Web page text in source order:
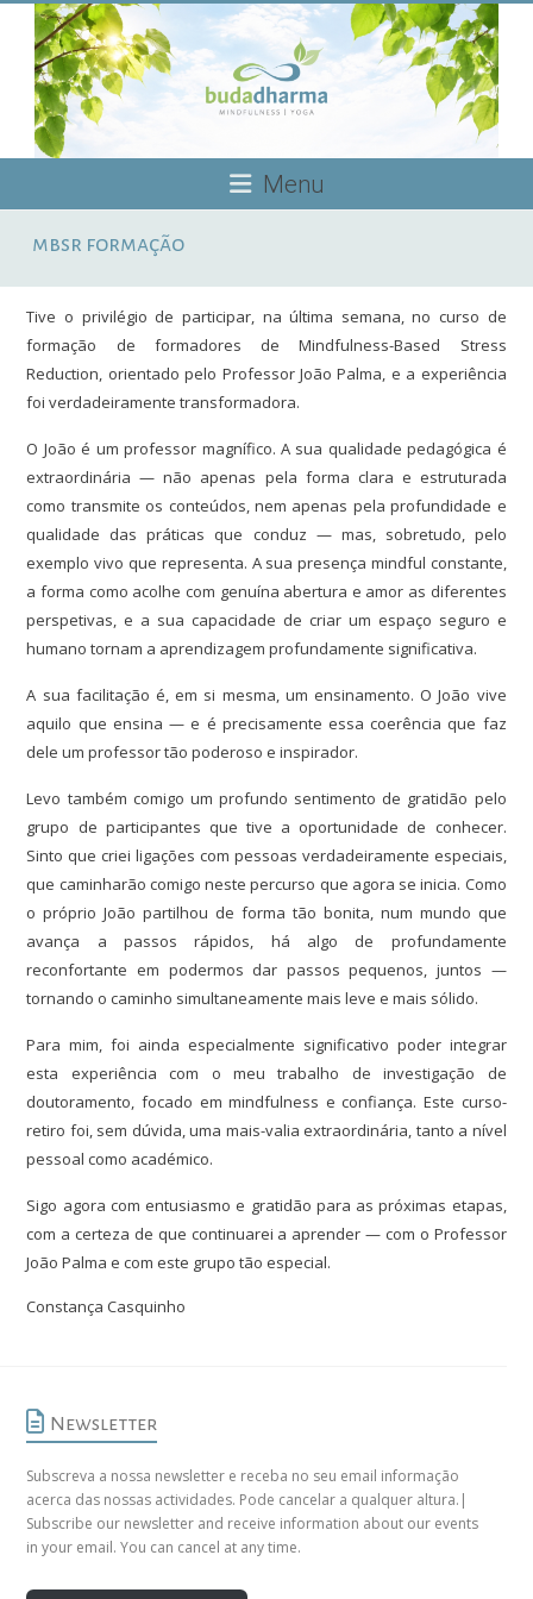
content
Menu
mbsr formação
Tive o privilégio de participar, na última semana, no curso de
formação de formadores de Mindfulness-Based Stress
Reduction, orientado pelo Professor João Palma, e a experiência
foi verdadeiramente transformadora.
O João é um professor magnífico. A sua qualidade pedagógica é
extraordinária — não apenas pela forma clara e estruturada
como transmite os conteúdos, nem apenas pela profundidade e
qualidade das práticas que conduz — mas, sobretudo, pelo
exemplo vivo que representa. A sua presença mindful constante,
a forma como acolhe com genuína abertura e amor as diferentes
perspetivas, e a sua capacidade de criar um espaço seguro e
humano tornam a aprendizagem profundamente significativa.
A sua facilitação é, em si mesma, um ensinamento. O João vive
aquilo que ensina — e é precisamente essa coerência que faz
dele um professor tão poderoso e inspirador.
Levo também comigo um profundo sentimento de gratidão pelo
grupo de participantes que tive a oportunidade de conhecer.
Sinto que criei ligações com pessoas verdadeiramente especiais,
que caminharão comigo neste percurso que agora se inicia. Como
o próprio João partilhou de forma tão bonita, num mundo que
avança a passos rápidos, há algo de profundamente
reconfortante em podermos dar passos pequenos, juntos —
tornando o caminho simultaneamente mais leve e mais sólido.
Para mim, foi ainda especialmente significativo poder integrar
esta experiência com o meu trabalho de investigação de
doutoramento, focado em mindfulness e confiança. Este curso-
retiro foi, sem dúvida, uma mais-valia extraordinária, tanto a nível
pessoal como académico.
Sigo agora com entusiasmo e gratidão para as próximas etapas,
com a certeza de que continuarei a aprender — com o Professor
João Palma e com este grupo tão especial.
Constança Casquinho
Newsletter
Subscreva a nossa newsletter e receba no seu email informação
acerca das nossas actividades. Pode cancelar a qualquer altura.|
Subscribe our newsletter and receive information about our events
in your email. You can cancel at any time.